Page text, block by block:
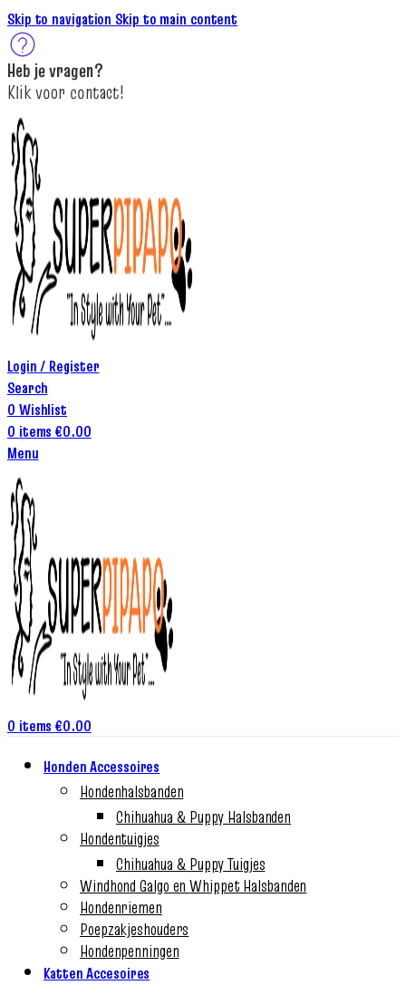
Skip to navigation Skip to main content
Heb jevragen?
Klikvoor contact!
Login / Register
Search
0 Wishlist
0 items €0.00
Menu
0 items €0.00
Honden Accessoires
Hondenhalsbanden
Chihuahua & Puppy Halsbanden
Hondentuigjes
Chihuahua & Puppy Tuigjes
Windhond Galgo en Whippet Halsbanden
Hondenriemen
Poepzakjeshouders
Hondenpenningen
Katten Accesoires